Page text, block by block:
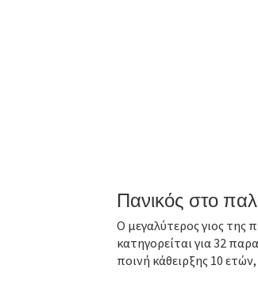
Πανικός στο
Ο μεγαλύτερος γιος της
κατηγορείται για 32
ποινή κάθειρξης 10